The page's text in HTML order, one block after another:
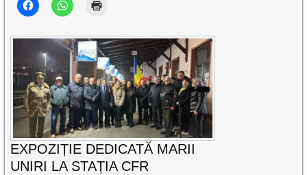
EXPOZIȚIE DEDICATĂ MARII
UNIRI LA STAȚIA CFR